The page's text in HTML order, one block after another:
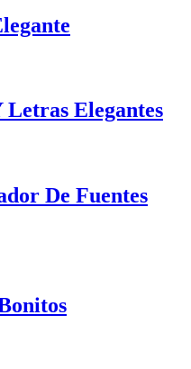
Letras Elegantes
De Fuentes